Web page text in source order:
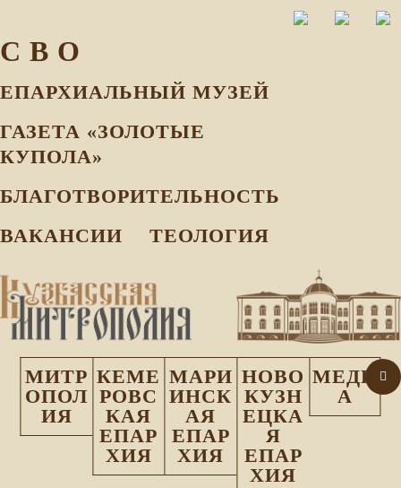
С В О
ЕПАРХИАЛЬНЫЙ МУЗEЙ
ГАЗЕТА «ЗОЛОТЫЕ
КУПОЛА»
БЛАГОТВОРИТЕЛЬНОСТЬ
ВАКАНСИИ
ТЕОЛОГИЯ
МИТР
ОПОЛ
ИЯ
КЕМЕ
РОВС
КАЯ
ЕПАР
ХИЯ
МАРИ
ИНСК
АЯ
ЕПАР
ХИЯ
НОВО
КУЗН
ЕЦКА
Я
ЕПАР
ХИЯ
МЕДИ
А